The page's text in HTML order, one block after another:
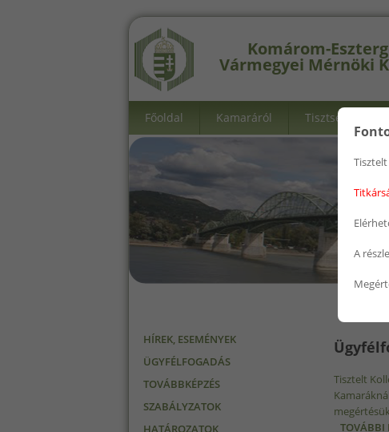
Komárom-
Vármegyei Mérnöki
Főoldal Kamaráról Tisztségviselők
Tisztelt
TOVÁBBI
HÍREK, ESEMÉNYEK
ÜGYFÉLFOGADÁS
TOVÁBBKÉPZÉS
SZABÁLYZATOK
HATÁROZATOK
A